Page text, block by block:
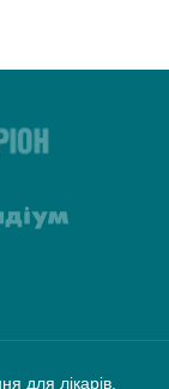
для лікарів,